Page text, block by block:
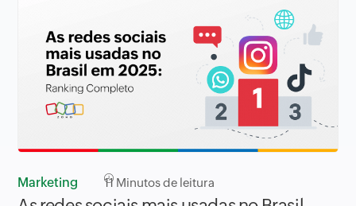
Marketing 11 Minutos de leitura